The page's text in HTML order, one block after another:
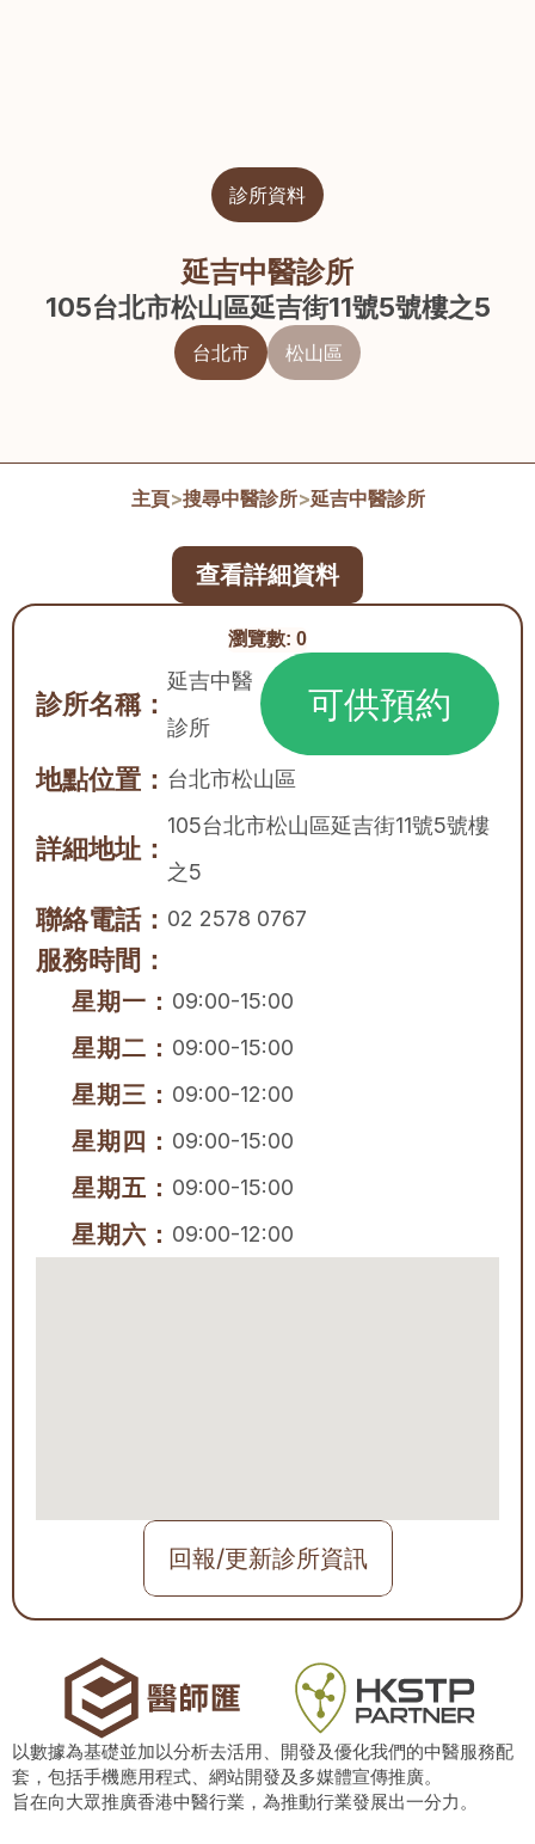
診所資料
延吉中醫診所
105台北市松山區延吉街11號5號樓之5
台北市 松山區
主頁>搜尋中醫診所>延吉中醫診所
瀏覽數: 0
診所名稱：
延吉中醫
診所
可供預約
地點位置： 台北市松山區
詳細地址：
105台北市松山區延吉街11號5號樓
之5
聯絡電話： 02 2578 0767
服務時間：
星期一： 09:00-15:00
星期二： 09:00-15:00
星期三： 09:00-12:00
星期四： 09:00-15:00
星期五： 09:00-15:00
星期六： 09:00-12:00
回報/更新診所資訊
查看詳細資料
以數據為基礎並加以分析去活用、開發及優化我們的中醫服務配
套，包括手機應用程式、網站開發及多媒體宣傳推廣。
旨在向大眾推廣香港中醫行業，為推動行業發展出一分力。